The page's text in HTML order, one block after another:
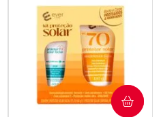
COMPRAR